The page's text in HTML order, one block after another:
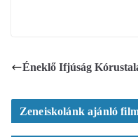
Éneklő Ifjúság
Zeneiskolánk ajánló